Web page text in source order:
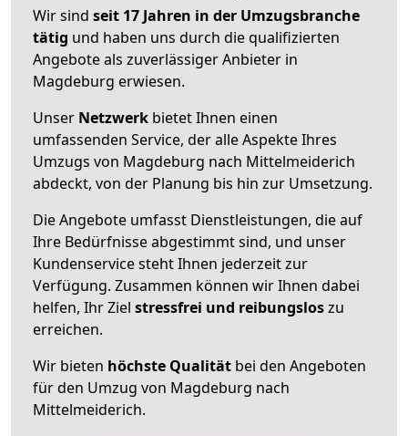
Wir sind seit 17 Jahren in der Umzugsbranche
tätig und haben uns durch die qualifizierten
Angebote als zuverlässiger Anbieter in
Magdeburg erwiesen.
Unser Netzwerk bietet Ihnen einen
umfassenden Service, der alle Aspekte Ihres
Umzugs von Magdeburg nach Mittelmeiderich
abdeckt, von der Planung bis hin zur Umsetzung.
Die Angebote umfasst Dienstleistungen, die auf
Ihre Bedürfnisse abgestimmt sind, und unser
Kundenservice steht Ihnen jederzeit zur
Verfügung. Zusammen können wir Ihnen dabei
helfen, Ihr Ziel stressfrei und reibungsloszu
erreichen.
Wir bieten höchste Qualität bei den Angeboten
für den Umzug von Magdeburg nach
Mittelmeiderich.